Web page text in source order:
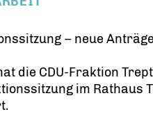
– neue
die CDU-Fraktion
im Rathaus